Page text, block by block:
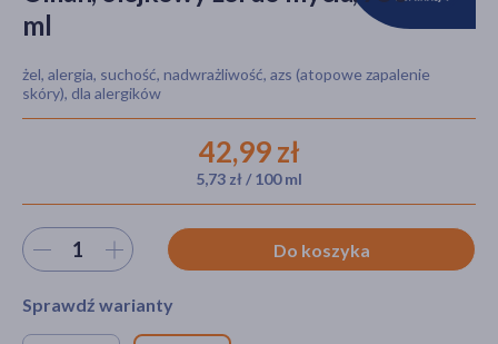
ml
żel, alergia, suchość, nadwrażliwość, azs (atopowe zapalenie
skóry), dla alergików
42,99 zł
5,73 zł / 100 ml
Wybierz ilość Do koszyka
Sprawdź warianty